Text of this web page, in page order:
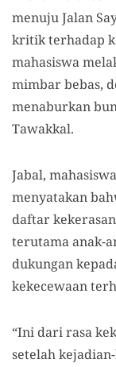
menuju Jalan
kritik terhadap
mahasiswa
mimbar bebas,
menaburkan
Tawakkal.
Jabal,
menyatakan
daftar
terutama anak-
dukungan
kekecewaan
“Ini dari rasa
setelah